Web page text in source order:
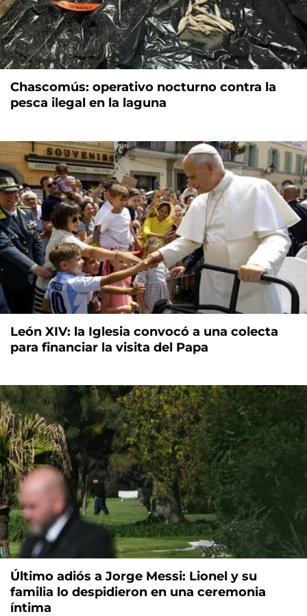
Chascomús: operativo nocturno contra la
pesca ilegal en la laguna
León XIV: la Iglesia convocó a una colecta
para financiar la visita del Papa
Último adiós a Jorge Messi: Lionel y su
familia lo despidieron en una ceremonia
íntima